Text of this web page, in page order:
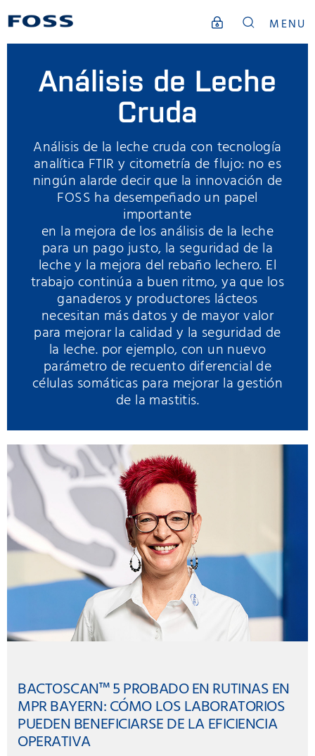
MENU
Análisis de Leche
Cruda
Análisis de la leche cruda con tecnología
analítica FTIR y citometría de flujo: no es
ningún alarde decir que la innovación de
FOSS ha desempeñado un papel
importante
en la mejora de los análisis de la leche
para un pago justo, la seguridad de la
leche y la mejora del rebaño lechero. El
trabajo continúa a buen ritmo, ya que los
ganaderos y productores lácteos
necesitan más datos y de mayor valor
para mejorar la calidad y la seguridad de
la leche. por ejemplo, con un nuevo
parámetro de recuento diferencial de
células somáticas para mejorar la gestión
de la mastitis.
BACTOSCAN™ 5 PROBADO EN RUTINAS EN
MPR BAYERN: CÓMO LOS LABORATORIOS
PUEDEN BENEFICIARSE DE LA EFICIENCIA
OPERATIVA